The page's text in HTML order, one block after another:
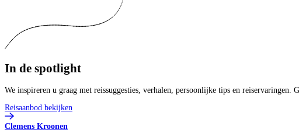
In de spotlight
We inspireren u graag met reissuggesties, verhalen, persoonlijke tips en reiservaringen.
Reisaanbod bekijken
Clemens Kroonen